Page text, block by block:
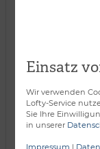
Einsatz
Wir verwenden
Lofty-Service
Sie Ihre
in unserer
Impressum |